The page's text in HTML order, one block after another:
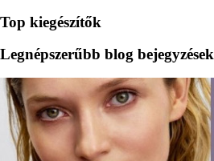
Top kiegészítők
Legnépszerűbb blog bejegyzések